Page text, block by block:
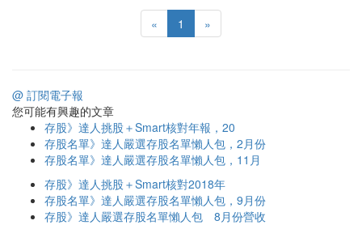
« 1 »
@ 訂閱電子報
您可能有興趣的文章
存股》達人挑股＋Smart核對年報，20
存股名單》達人嚴選存股名單懶人包，2月份
存股名單》達人嚴選存股名單懶人包，11月
存股》達人挑股＋Smart核對2018年
存股名單》達人嚴選存股名單懶人包，9月份
存股》達人嚴選存股名單懶人包 8月份營收